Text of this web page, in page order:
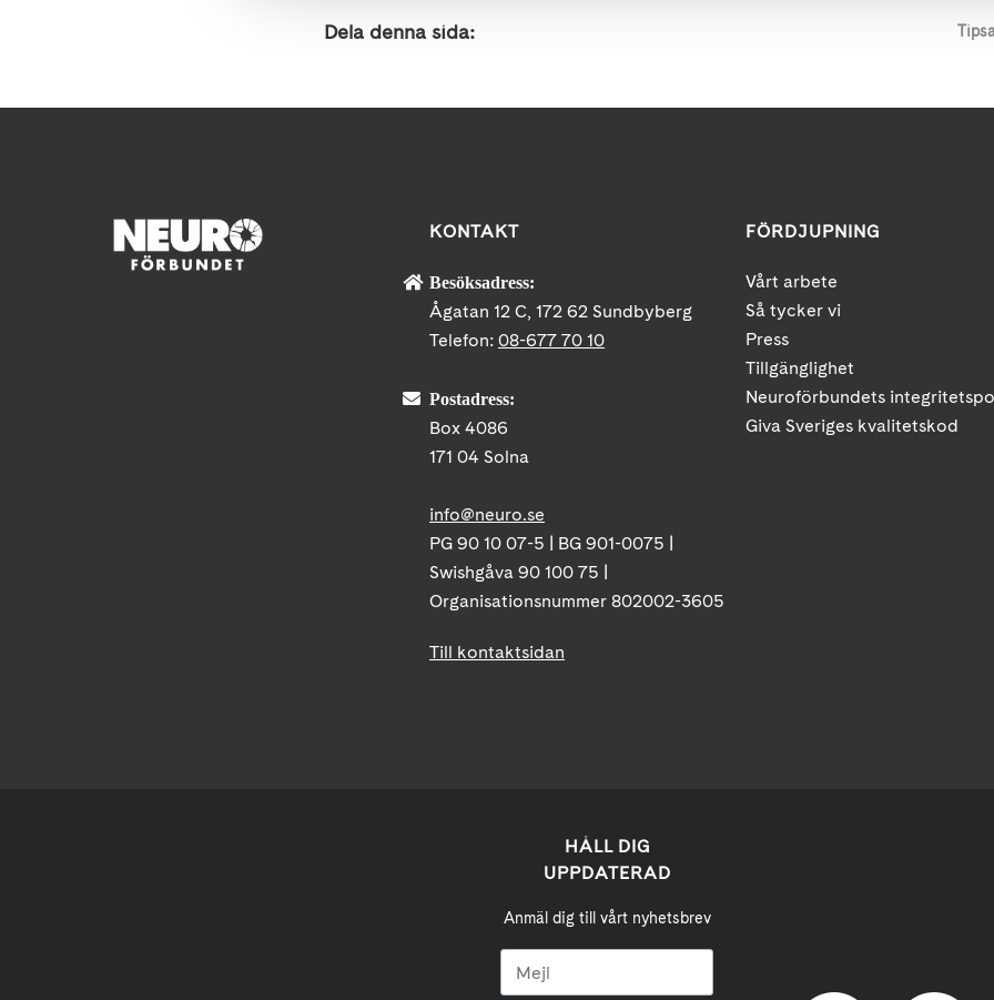
Dela denna sida:
KONTAKT
Besöksadress:
Ågatan 12 C, 172 62 Sundbyberg
Telefon: 08-677 70 10
Postadress:
Box 4086
171 04 Solna
info@neuro.se
PG 90 10 07-5 | BG 901-0075 |
Swishgåva 90 100 75 |
Organisationsnummer 802002-3605
Till kontaktsidan
FÖRDJUPNING
Vårt arbete
Så tycker vi
Press
Tillgänglighet
Neuroförbundets
Giva Sveriges kvalitetskod
HÅLL DIG
UPPDATERAD
Anmäl dig till vårt nyhetsbrev